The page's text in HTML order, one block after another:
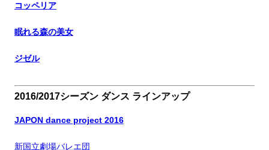
コッペリア
眠れる森の美女
ジゼル
2016/2017シーズン ダンス ラインアップ
JAPON dance project 2016
新国立劇場バレエ団